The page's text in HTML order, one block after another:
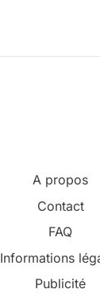
A propos
Contact
FAQ
Informations
Publicité